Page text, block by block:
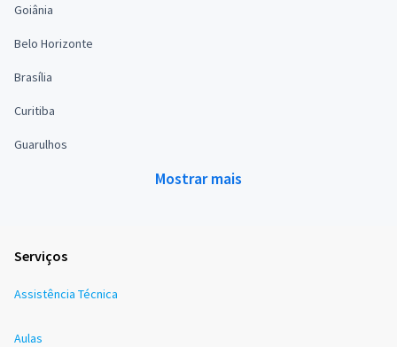
Goiânia
Belo Horizonte
Brasília
Curitiba
Guarulhos
Mostrar mais
Serviços
Assistência Técnica
Aulas